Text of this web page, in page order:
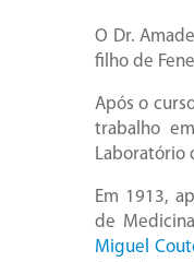
O Dr.
filho de
Após o
trabalho
Laboratório
Em 1913,
de
Miguel